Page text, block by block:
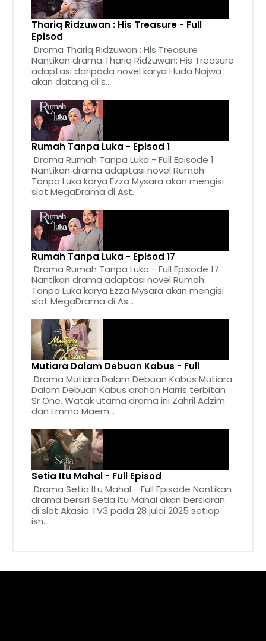
Thariq Ridzuwan : His Treasure - Full
Episod
Drama Thariq Ridzuwan : His Treasure
Nantikan drama Thariq Ridzuwan: His Treasure
adaptasi daripada novel karya Huda Najwa
akan datang di s...
Rumah Tanpa Luka - Episod 1
Drama Rumah Tanpa Luka - Full Episode 1
Nantikan drama adaptasi novel Rumah
Tanpa Luka karya Ezza Mysara akan mengisi
slot MegaDrama di Ast...
Rumah Tanpa Luka - Episod 17
Drama Rumah Tanpa Luka - Full Episode 17
Nantikan drama adaptasi novel Rumah
Tanpa Luka karya Ezza Mysara akan mengisi
slot MegaDrama di As...
Mutiara Dalam Debuan Kabus - Full
Drama Mutiara Dalam Debuan Kabus Mutiara
Dalam Debuan Kabus arahan Harris terbitan
Sr One. Watak utama drama ini Zahril Adzim
dan Emma Maem...
Setia Itu Mahal - Full Episod
Drama Setia Itu Mahal - Full Episode Nantikan
drama bersiri Setia Itu Mahal akan bersiaran
di slot Akasia TV3 pada 28 julai 2025 setiap
isn...